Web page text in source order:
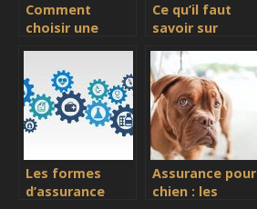
Comment
choisir une
santé qui vous
convient ?
Ce qu’il faut
savoir sur
voyage pour
l’Europe
Les formes
d’assurance
Assurance pour
chien : les